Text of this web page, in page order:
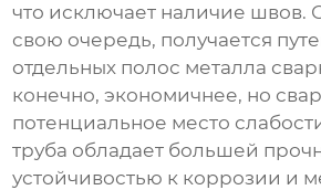
что исключает наличие швов.
свою очередь, получается
отдельных полос металла
конечно, экономичнее, но
потенциальное место
труба обладает большей
устойчивостью к коррозии и